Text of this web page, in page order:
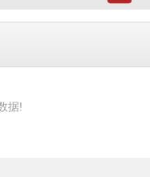
据!